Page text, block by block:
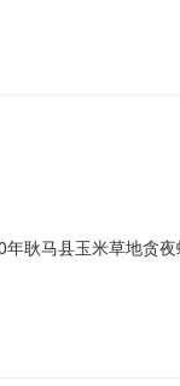
告
耿马县玉米草地贪
告